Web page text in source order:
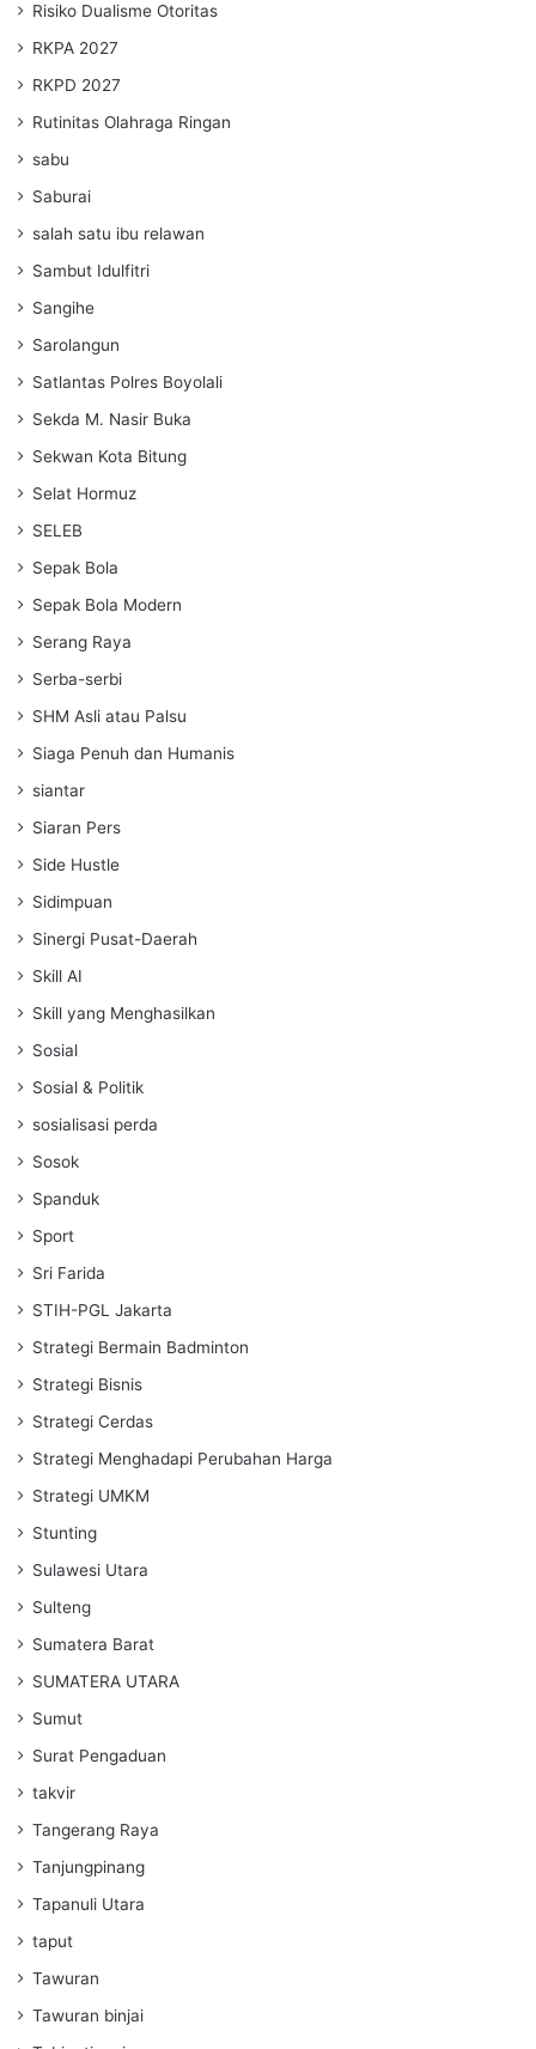
Risiko Dualisme Otoritas
RKPA 2027
RKPD 2027
Rutinitas Olahraga Ringan
sabu
Saburai
salah satu ibu relawan
Sambut Idulfitri
Sangihe
Sarolangun
Satlantas Polres Boyolali
Sekda M. Nasir Buka
Sekwan Kota Bitung
Selat Hormuz
SELEB
Sepak Bola
Sepak Bola Modern
Serang Raya
Serba-serbi
SHM Asli atau Palsu
Siaga Penuh dan Humanis
siantar
Siaran Pers
Side Hustle
Sidimpuan
Sinergi Pusat-Daerah
Skill AI
Skill yang Menghasilkan
Sosial
Sosial & Politik
sosialisasi perda
Sosok
Spanduk
Sport
Sri Farida
STIH-PGL Jakarta
Strategi Bermain Badminton
Strategi Bisnis
Strategi Cerdas
Strategi Menghadapi Perubahan Harga
Strategi UMKM
Stunting
Sulawesi Utara
Sulteng
Sumatera Barat
SUMATERA UTARA
Sumut
Surat Pengaduan
takvir
Tangerang Raya
Tanjungpinang
Tapanuli Utara
taput
Tawuran
Tawuran binjai